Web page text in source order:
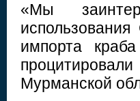
«Мы
импорта
Мурманской